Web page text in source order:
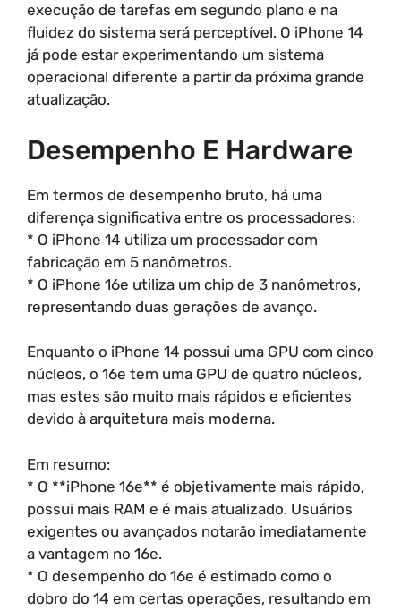
execução de tarefas em segundo plano e na
fluidez do sistema será perceptível. O iPhone 14
já pode estar experimentando um sistema
operacional diferente a partir da próxima grande
atualização.
Desempenho E Hardware
Em termos de desempenho bruto, há uma
diferença significativa entre os processadores:
* O iPhone 14 utiliza um processador com
fabricação em 5 nanômetros.
* O iPhone 16e utiliza um chip de 3 nanômetros,
representando duas gerações de avanço.
Enquanto o iPhone 14 possui uma GPU com cinco
núcleos, o 16e tem uma GPU de quatro núcleos,
mas estes são muito mais rápidos e eficientes
devido à arquitetura mais moderna.
Em resumo:
* O **iPhone 16e** é objetivamente mais rápido,
possui mais RAM e é mais atualizado. Usuários
exigentes ou avançados notarão imediatamente
a vantagem no 16e.
* O desempenho do 16e é estimado como o
dobro do 14 em certas operações, resultando em